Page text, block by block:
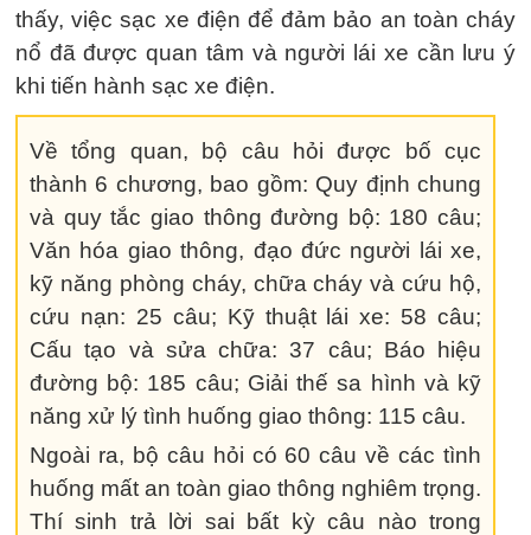
thấy, việc sạc xe điện để đảm bảo an toàn cháy
nổ đã được quan tâm và người lái xe cần lưu ý
khi tiến hành sạc xe điện.
Về tổng quan, bộ câu hỏi được bố cục
thành 6 chương, bao gồm: Quy định chung
và quy tắc giao thông đường bộ: 180 câu;
Văn hóa giao thông, đạo đức người lái xe,
kỹ năng phòng cháy, chữa cháy và cứu hộ,
cứu nạn: 25 câu; Kỹ thuật lái xe: 58 câu;
Cấu tạo và sửa chữa: 37 câu; Báo hiệu
đường bộ: 185 câu; Giải thế sa hình và kỹ
năng xử lý tình huống giao thông: 115 câu.
Ngoài ra, bộ câu hỏi có 60 câu về các tình
huống mất an toàn giao thông nghiêm trọng.
Thí sinh trả lời sai bất kỳ câu nào trong